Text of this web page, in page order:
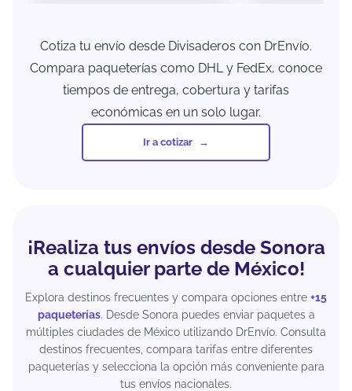
Cotiza tu envío desde Divisaderos con DrEnvío.
Compara paqueterías como DHL y FedEx, conoce
tiempos de entrega, cobertura y tarifas
económicas en un solo lugar.
Ir a cotizar
¡Realiza tus envíos desde Sonora
a cualquier parte de México!
Explora destinos frecuentes y compara opciones entre +15
paqueterías. Desde Sonora puedes enviar paquetes a
múltiples ciudades de México utilizando DrEnvío. Consulta
destinos frecuentes, compara tarifas entre diferentes
paqueterías y selecciona la opción más conveniente para
tus envíos nacionales.